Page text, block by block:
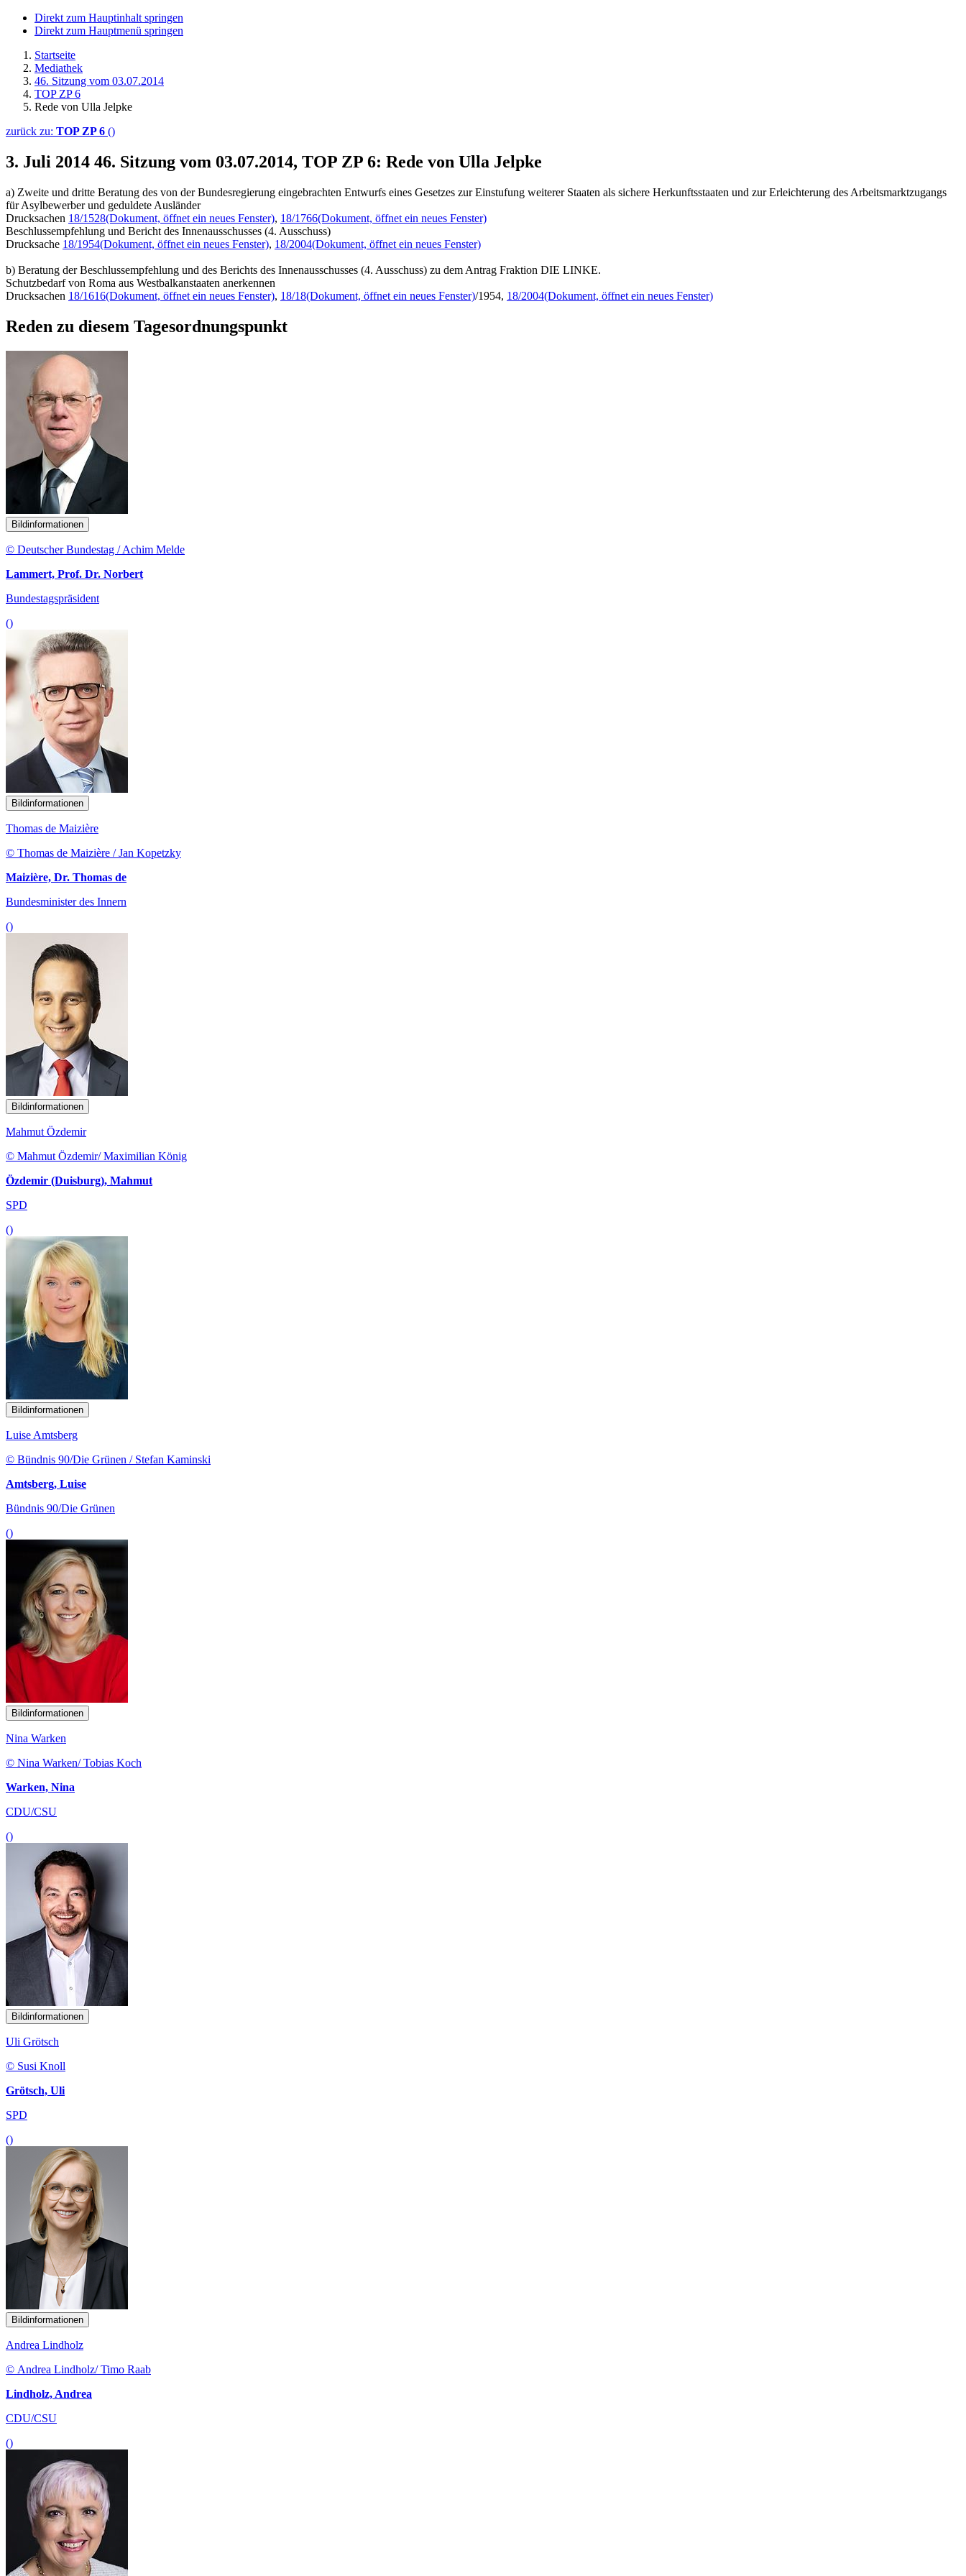
Direkt zum Hauptinhalt springen
Direkt zum Hauptmenü springen
Startseite
Mediathek
46. Sitzung vom 03.07.2014
TOP ZP 6
Rede von Ulla Jelpke
zurück zu: TOP ZP 6 ()
3. Juli 2014 46. Sitzung vom 03.07.2014, TOP ZP 6: Rede von Ulla Jelpke
a) Zweite und dritte Beratung des von der Bundesregierung eingebrachten Entwurfs eines Gesetzes zur Einstufung weiterer Staaten als sichere Herkunftsstaaten und zur Erleichterung des Arbeitsmarktzugangs
für Asylbewerber und geduldete Ausländer
Drucksachen 18/1528(Dokument, öffnet ein neues Fenster), 18/1766(Dokument, öffnet ein neues Fenster)
Beschlussempfehlung und Bericht des Innenausschusses (4. Ausschuss)
Drucksache 18/1954(Dokument, öffnet ein neues Fenster), 18/2004(Dokument, öffnet ein neues Fenster)
b) Beratung der Beschlussempfehlung und des Berichts des Innenausschusses (4. Ausschuss) zu dem Antrag Fraktion DIE LINKE.
Schutzbedarf von Roma aus Westbalkanstaaten anerkennen
Drucksachen 18/1616(Dokument, öffnet ein neues Fenster), 18/18(Dokument, öffnet ein neues Fenster)/1954, 18/2004(Dokument, öffnet ein neues Fenster)
Reden zu diesem Tagesordnungspunkt
Bildinformationen
© Deutscher Bundestag / Achim Melde
Lammert, Prof. Dr. Norbert
Bundestagspräsident
()
Bildinformationen
Thomas de Maizière
© Thomas de Maizière / Jan Kopetzky
Maizière, Dr. Thomas de
Bundesminister des Innern
()
Bildinformationen
Mahmut Özdemir
© Mahmut Özdemir/ Maximilian König
Özdemir (Duisburg), Mahmut
SPD
()
Bildinformationen
Luise Amtsberg
© Bündnis 90/Die Grünen / Stefan Kaminski
Amtsberg, Luise
Bündnis 90/Die Grünen
()
Bildinformationen
Nina Warken
© Nina Warken/ Tobias Koch
Warken, Nina
CDU/CSU
()
Bildinformationen
Uli Grötsch
© Susi Knoll
Grötsch, Uli
SPD
()
Bildinformationen
Andrea Lindholz
© Andrea Lindholz/ Timo Raab
Lindholz, Andrea
CDU/CSU
()